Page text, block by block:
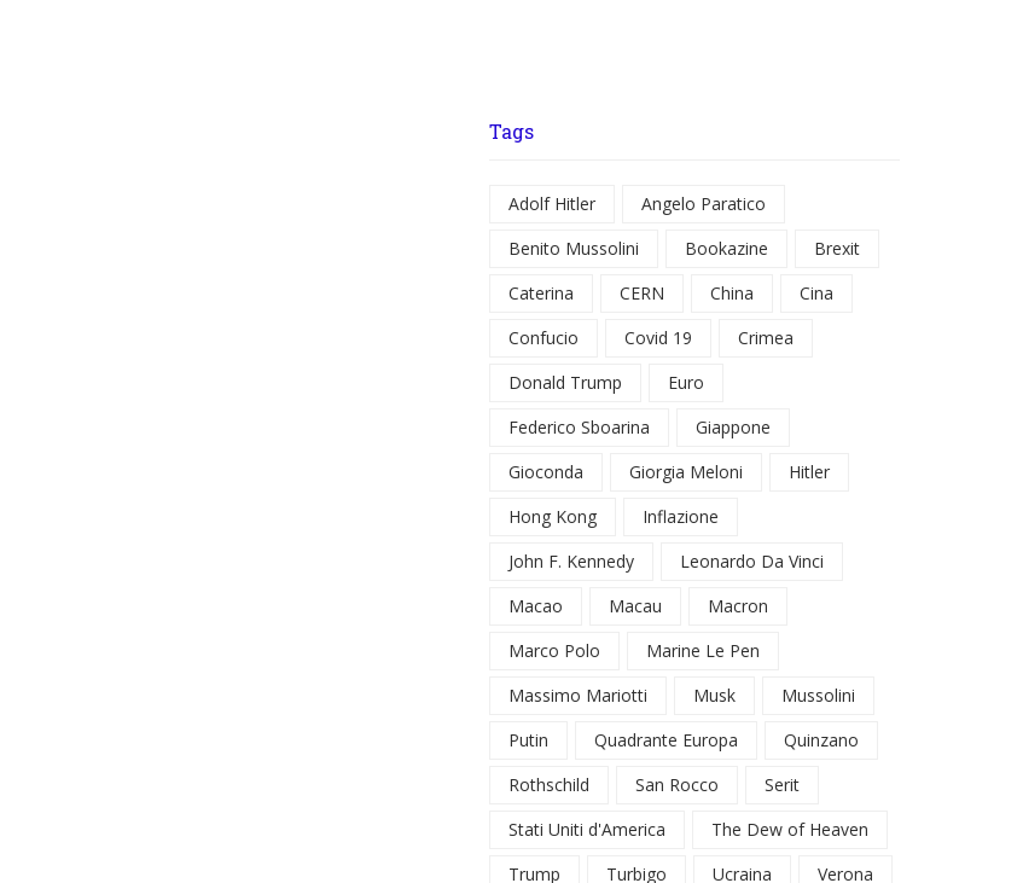
Tags
Adolf Hitler
Angelo Paratico
Benito Mussolini
Bookazine
Brexit
Caterina
CERN China
Cina
Confucio
Covid 19
Crimea
Donald Trump
Euro
Federico Sboarina
Giappone
Gioconda
Giorgia Meloni
Hitler
Hong Kong
Inflazione
John F. Kennedy
Leonardo Da Vinci
Macao
Macau
Macron
Marco Polo
Marine Le Pen
Massimo Mariotti
Musk
Mussolini
Putin
Quadrante Europa
Quinzano
Rothschild
San Rocco
Serit
Stati Uniti d'America
The Dew of Heaven
Trump
Turbigo Ucraina
Verona